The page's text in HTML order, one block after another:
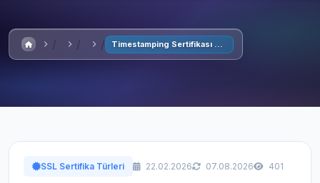
Timestamping Sertifikası Nedir?
SSL Sertifika Türleri 22.02.2026 07.08.2026 401